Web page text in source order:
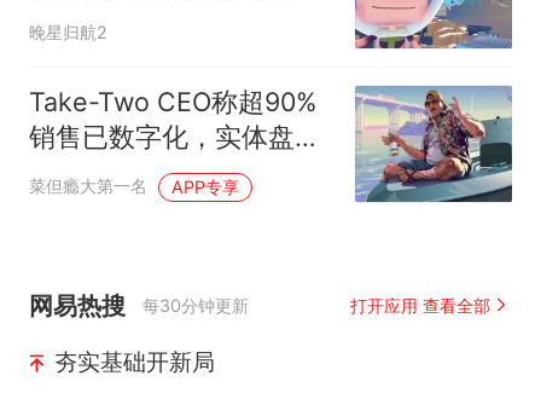
晚星归航2
Take-Two CEO称超90%
销售已数字化，实体盘对
GTA6“没意义”但不会弃用
菜但瘾大第一名 APP专享
网易热搜 每30分钟更新 打开应用 查看全部
夯实基础开新局